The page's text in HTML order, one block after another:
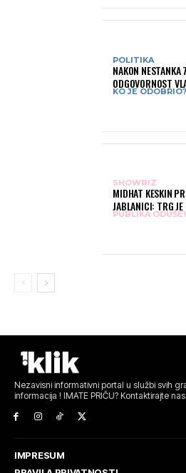
POLITIKA
NAKON
ODGOVORNOST
IGMANA
KO JE
SHOWBIZ
MIDHAT KESKIN
JABLANICI: TRG JE
PREPLAVILE
PUBLIKA
Nezavisni informativni portal u službi svih
informacija ! IMATE PRIČU? Kontaktirajte
IMPRESUM